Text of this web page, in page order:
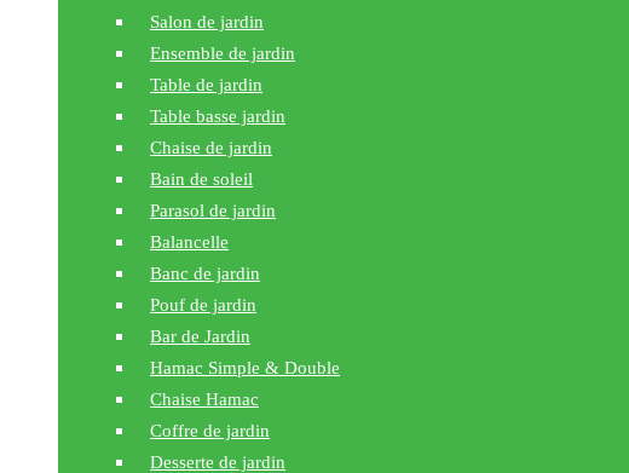
Salon de jardin
Ensemble de jardin
Table de jardin
Table basse jardin
Chaise de jardin
Bain de soleil
Parasol de jardin
Balancelle
Banc de jardin
Pouf de jardin
Bar de Jardin
Hamac Simple & Double
Chaise Hamac
Coffre de jardin
Desserte de jardin